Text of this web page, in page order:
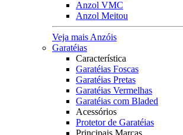
Anzol VMC
Anzol Meitou
Veja mais Anzóis
Garatéias
Característica
Garatéias Foscas
Garatéias Pretas
Garatéias Vermelhas
Garatéias com Bladed
Acessórios
Protetor de Garatéias
Principais Marcas